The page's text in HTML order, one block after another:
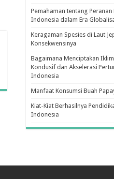
Pemahaman tentang Peranan
Indonesia dalam Era
Keragaman Spesies di Laut
Konsekwensinya
Bagaimana Menciptakan
Kondusif dan Akselerasi
Indonesia
Manfaat Konsumsi Buah
Kiat-Kiat Berhasilnya
Indonesia